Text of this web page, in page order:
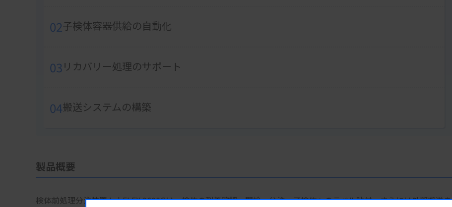
02子検体容器供給の自動化
03リカバリー処理のサポート
04搬送システムの構築
製品概要
検体前処理分注装置 LabFLEX 2600Gは、検体の到着確認、開栓、分注、子検体へのラベル貼付、さらには外部搬送ま